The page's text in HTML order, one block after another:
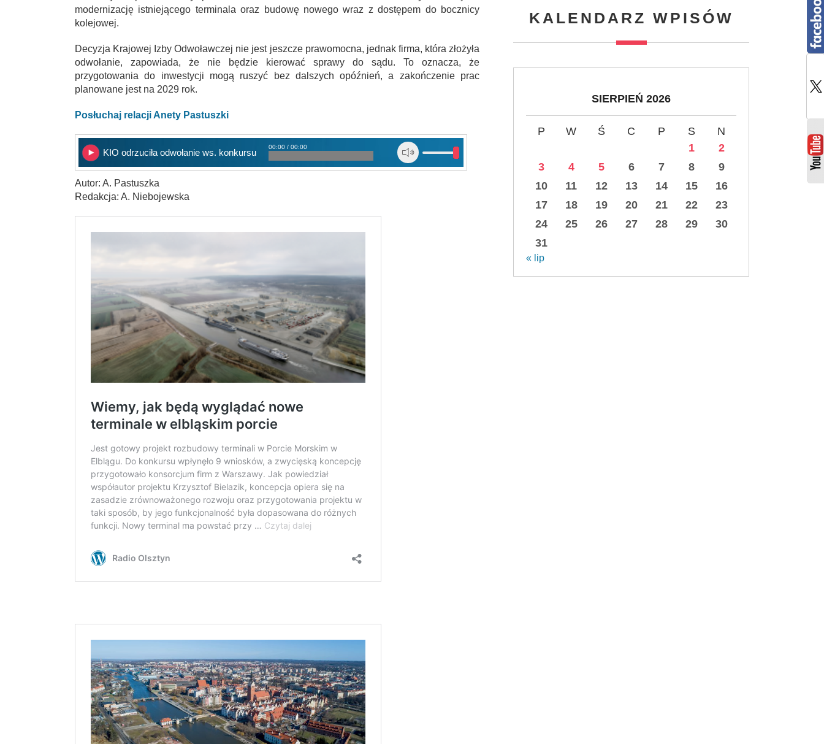
modernizację istniejącego terminala oraz budowę nowego wraz z dostępem do bocznicy
kolejowej.
Decyzja Krajowej Izby Odwoławczej nie jest jeszcze prawomocna, jednak firma, która złożyła
odwołanie, zapowiada, że nie będzie kierować sprawy do sądu. To oznacza, że
przygotowania do inwestycji mogą ruszyć bez dalszych opóźnień, a zakończenie prac
planowane jest na 2029 rok.
Posłuchaj relacji Anety Pastuszki
KIO odrzuciła odwołanie ws. konkursu
00:00 / 00:00
Autor: A. Pastuszka
Redakcja: A. Niebojewska
KALENDARZ WPISÓW
SIERPIEŃ 2026
P W Ś C P S
N
1
2
3
4 5 6 7 8
9
10
11 12 13 14 15
16
17
18 19 20 21 22
23
24
25 26 27 28 29
30
31
« lip